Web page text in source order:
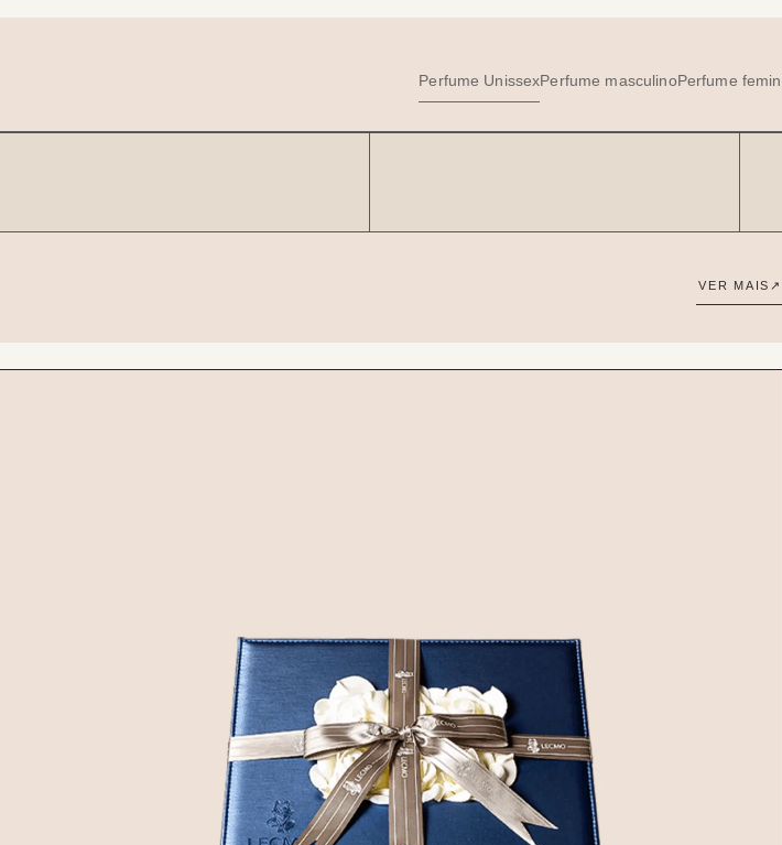
Perfume UnissexPerfume masculinoPerfume
VER MAIS ↗